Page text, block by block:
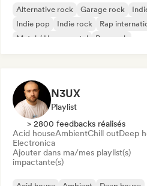
Alternative rock Garage rock
Indie pop
Indie rock
Rap
Metal / Heavy metal
Pop rock
N3UX
Playlist
> 2800 feedbacks réalisés
Acid houseAmbientChill outDeep
Electronica
Ajouter dans ma/mes playlist(s)
impactante(s)